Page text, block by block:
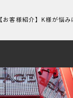
【お客様紹介】K様が悩